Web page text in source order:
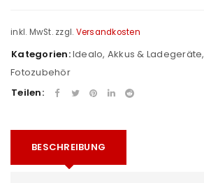
inkl. MwSt. zzgl. Versandkosten
Kategorien:Idealo, Akkus & Ladegeräte,
Fotozubehör
Teilen:
BESCHREIBUNG